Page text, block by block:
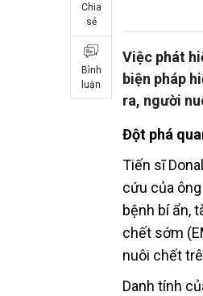
Chia
sẻ
Bình
luận
Việc phát
biện pháp
ra, người
Đột phá
Tiến sĩ
cứu của
bệnh bí ẩn,
chết sớm
nuôi chết
Danh tính